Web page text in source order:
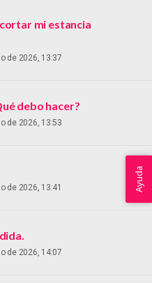
mi estancia
de 2026, 13:37
debo hacer?
de 2026, 13:53
de 2026, 13:41
de 2026, 14:07
Ayuda